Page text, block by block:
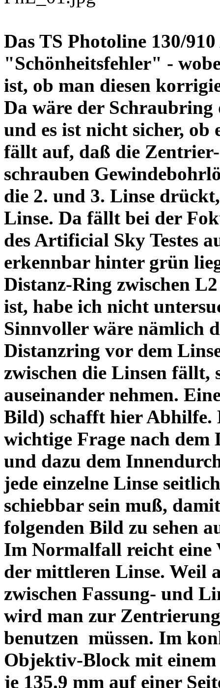
Das TS Photoline 130/
"Schönheitsfehler" -
ist, ob man diesen
Da wäre der
und es ist nicht sicher,
fällt auf, daß die Zentrier-
schrauben
die 2. und 3. Linse
Linse. Da fällt bei der
des Artificial Sky Testes
erkennbar hinter grün
Distanz-Ring zwischen
ist, habe ich nicht
Sinnvoller wäre nämlich
Distanzring vor dem
zwischen die Linsen fällt,
auseinander nehmen.
Bild) schafft hier Abhilfe.
wichtige Frage nach dem
und dazu dem
jede einzelne Linse
schiebbar sein muß,
folgenden Bild zu sehen
Im Normalfall reicht eine
der mittleren Linse. Weil
zwischen Fassung- und
wird man zur
benutzen müssen. Im
Objektiv-Block mit einem
je 135.9 mm auf einer